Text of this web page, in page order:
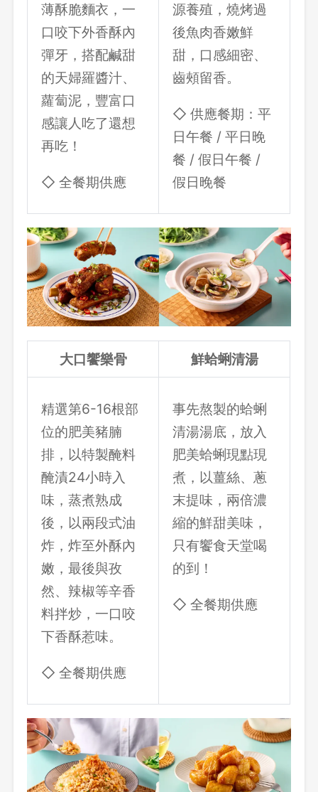
薄酥脆麵衣，一
口咬下外香酥內
彈牙，搭配鹹甜
的天婦羅醬汁、
蘿蔔泥，豐富口
感讓人吃了還想
再吃！
◇ 全餐期供應
源養殖，燒烤過
後魚肉香嫩鮮
甜，口感細密、
齒頰留香。
◇ 供應餐期：平
日午餐 / 平日晚
餐 / 假日午餐 /
假日晚餐
大口饗樂骨 鮮蛤蜊清湯
精選第6-16根部
位的肥美豬腩
排，以特製醃料
醃漬24小時入
味，蒸煮熟成
後，以兩段式油
炸，炸至外酥內
嫩，最後與孜
然、辣椒等辛香
料拌炒，一口咬
下香酥惹味。
◇ 全餐期供應
事先熬製的蛤蜊
清湯湯底，放入
肥美蛤蜊現點現
煮，以薑絲、蔥
末提味，兩倍濃
縮的鮮甜美味，
只有饗食天堂喝
的到！
◇ 全餐期供應